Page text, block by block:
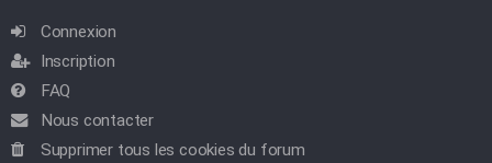
Connexion
Inscription
FAQ
Nous contacter
Supprimer tous les cookies du forum